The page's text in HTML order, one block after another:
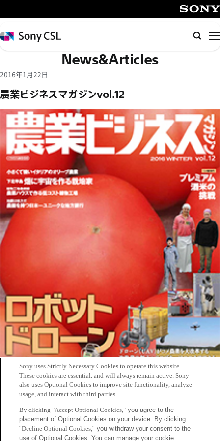
イ
ン
コ
テ
ツ
へ
ッ
プ
Sony
CSL
検
索
News&Articles
2016年1月22日
農業ビジネスマガジンvol.12
本日（1月22日)発行の農協ビジネスマガジン vol.12に、舩橋真俊の
研究「協生農法」を紹介する記事『生態系を活用して「ラクして
Sony uses Strictly Necessary Cookies to operate this website.
These cookies are essential, and will always remain active. Sony
also uses Optional Cookies to improve site functionality, analyze
usage, and interact with third parties.
By clicking "Accept Optional Cookies,"you agree to the
placement of Optional Cookies on your device. By clicking
"Decline Optional Cookies," you withdraw your consent to the
use of Optional Cookies. You can manage your cookie